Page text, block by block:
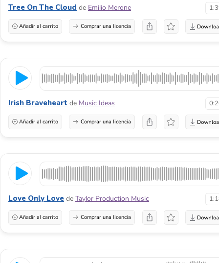
Tree On The Cloud de Emilio Merone
Añadir al carrito Comprar una licencia
Irish Braveheart de Music Ideas
Añadir al carrito Comprar una licencia
Love Only Love de Taylor Production Music
Añadir al carrito Comprar una licencia